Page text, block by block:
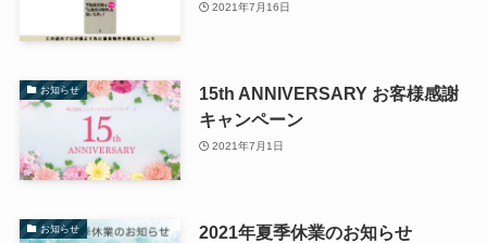
2021年7月16日
お知らせ
15th ANNIVERSARY お客様感謝
キャンペーン
2021年7月1日
お知らせ 2021年夏季休業のお知らせ